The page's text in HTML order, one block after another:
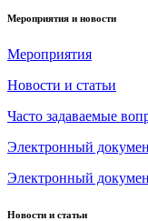
Мероприятия и новости
Мероприятия
Новости и статьи
Часто задаваемые
Электронный
Электронный
Новости и статьи